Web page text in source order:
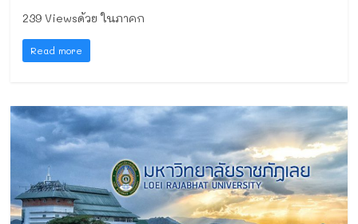
239 Viewsด้วย ในภาคก
Read more